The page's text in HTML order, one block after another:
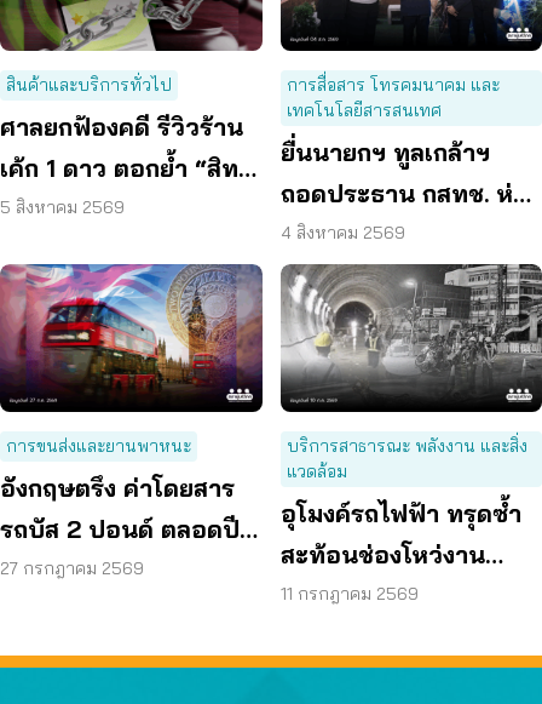
สินค้าและบริการทั่วไป
ศาลยกฟ้องคดี รีวิวร้าน
เค้ก 1 ดาว ตอกย้ำ “สิทธิ
ผู้บริโภค” แสดงความคิด
5 สิงหาคม 2569
การสื่อสาร โทรคมนาคม และ
เทคโนโลยีสารสนเทศ
ยื่นนายกฯ ทูลเกล้าฯ
ถอดประธาน กสทช. ห่วง
คุ้มครองผู้บริโภคสะดุด
4 สิงหาคม 2569
การขนส่งและยานพาหนะ
อังกฤษตรึง ค่าโดยสาร
รถบัส 2 ปอนด์ ตลอดปี
70 ลดค่าครองชีพ
27 กรกฎาคม 2569
บริการสาธารณะ พลังงาน และสิ่ง
แวดล้อม
อุโมงค์รถไฟฟ้า ทรุดซ้ำ
สะท้อนช่องโหว่งาน
ก่อสร้าง จี้ตรวจ
11 กรกฎาคม 2569